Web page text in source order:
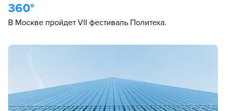
360°
В Москве пройдет VII фестиваль Политеха.